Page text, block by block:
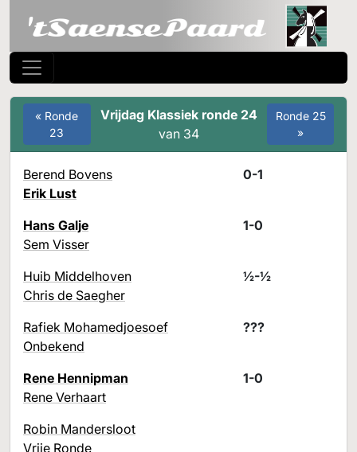
« Ronde
23
Vrijdag Klassiek ronde 24
van 34
Ronde 25
»
Berend Bovens
0-1
Erik Lust
Hans Galje
1-0
Sem Visser
Huib Middelhoven
½-½
Chris de Saegher
Rafiek Mohamedjoesoef
???
Onbekend
Rene Hennipman
1-0
Rene Verhaart
Robin Mandersloot
Vrije Ronde